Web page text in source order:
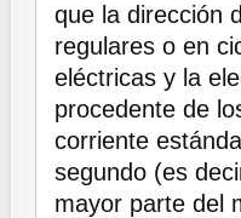
que la dirección
regulares o en
eléctricas y la
procedente de
corriente
segundo (es
mayor parte del